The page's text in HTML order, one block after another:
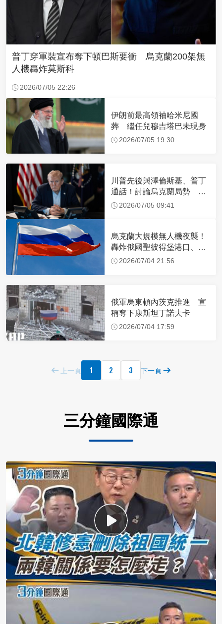
普丁穿軍裝宣布奪下頓巴斯要衝 烏克蘭200架無
人機轟炸莫斯科
2026/07/05 22:26
伊朗前最高領袖哈米尼國
葬 繼任兒穆吉塔巴未現身
2026/07/05 19:30
川普先後與澤倫斯基、普丁
通話！討論烏克蘭局勢 談
話內容曝光
2026/07/05 09:41
烏克蘭大規模無人機夜襲！
轟炸俄國聖彼得堡港口、石
油設施
2026/07/04 21:56
俄軍烏東頓內茨克推進 宣
稱奪下康斯坦丁諾夫卡
2026/07/04 17:59
上一頁 1 2 3 下一頁
三分鐘國際通